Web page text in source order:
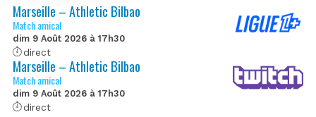
Marseille – Athletic Bilbao
Match amical
dim 9 Août 2026 à 17h30
direct
Marseille – Athletic Bilbao
Match amical
dim 9 Août 2026 à 17h30
direct